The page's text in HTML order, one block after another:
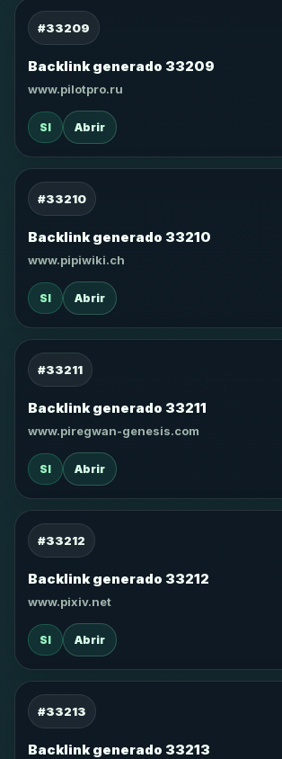
#33209
Backlink generado 33209
www.pilotpro.ru
SI Abrir
#33210
Backlink generado 33210
www.pipiwiki.ch
SI Abrir
#33211
Backlink generado 33211
www.piregwan-genesis.com
SI Abrir
#33212
Backlink generado 33212
www.pixiv.net
SI Abrir
#33213
Backlink generado 33213